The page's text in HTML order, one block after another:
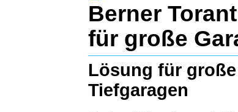
Berner
für große
Lösung für
Tiefgaragen